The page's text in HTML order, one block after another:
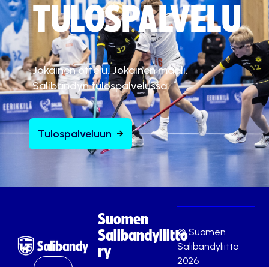
TULOSPALVELU
Jokainen ottelu. Jokainen maali.
Salibandyn tulospalvelussa.
Tulospalveluun
Suomen
Salibandyliitto
ry
© Suomen
Salibandyliitto
2026